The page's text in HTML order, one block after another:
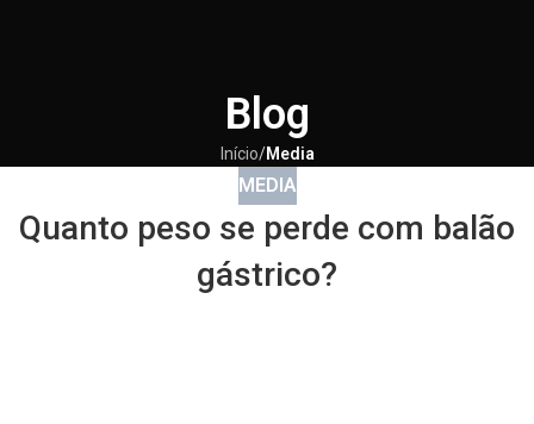
Blog
Início/Media
MEDIA
Quanto peso se perde com balão
gástrico?